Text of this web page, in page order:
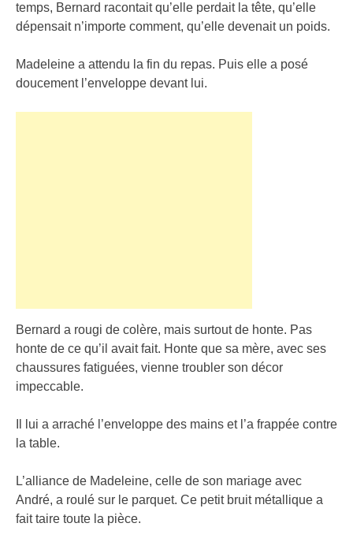
temps, Bernard racontait qu’elle perdait la tête, qu’elle
dépensait n’importe comment, qu’elle devenait un poids.
Madeleine a attendu la fin du repas. Puis elle a posé
doucement l’enveloppe devant lui.
Bernard a rougi de colère, mais surtout de honte. Pas
honte de ce qu’il avait fait. Honte que sa mère, avec ses
chaussures fatiguées, vienne troubler son décor
impeccable.
Il lui a arraché l’enveloppe des mains et l’a frappée contre
la table.
L’alliance de Madeleine, celle de son mariage avec
André, a roulé sur le parquet. Ce petit bruit métallique a
fait taire toute la pièce.